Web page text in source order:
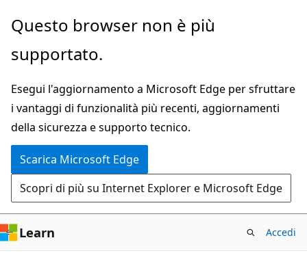
Ignora
passa
contenuto
principale
Questo browser non è più
supportato.
Esegui l'aggiornamento a Microsoft Edge per sfruttare
i vantaggi di funzionalità più recenti, aggiornamenti
della sicurezza e supporto tecnico.
Scarica Microsoft Edge
Scopri di più su Internet Explorer e Microsoft Edge
Learn Accedi